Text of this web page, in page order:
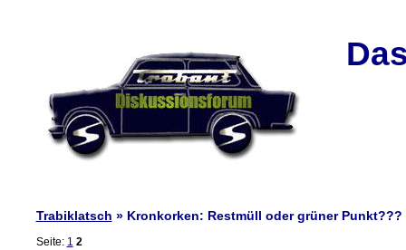
Trabiklatsch » Kronkorken: Restmüll oder grüner Punkt???
Seite: 1 2